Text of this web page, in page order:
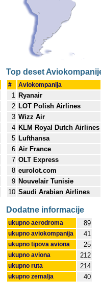
Top deset
# Aviokompanija
1 Ryanair
2 LOT Polish Airlines
3 Wizz Air
4 KLM Royal Dutch Airlines
5 Lufthansa
6 Air France
7 OLT Express
8 eurolot.com
9 Nouvelair Tunisie
10 Saudi Arabian Airlines
Dodatne informacije
ukupno aerodroma 89
ukupno aviokompanija 41
ukupno tipova aviona 25
ukupno aviona 212
ukupno ruta 214
ukupno zemalja 40